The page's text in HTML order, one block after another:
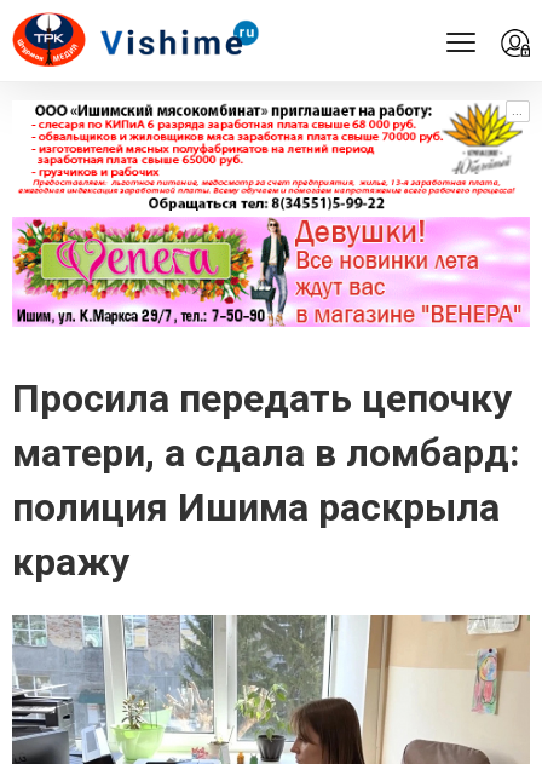
...
...
Просила передать цепочку
матери, а сдала в ломбард:
полиция Ишима раскрыла
кражу